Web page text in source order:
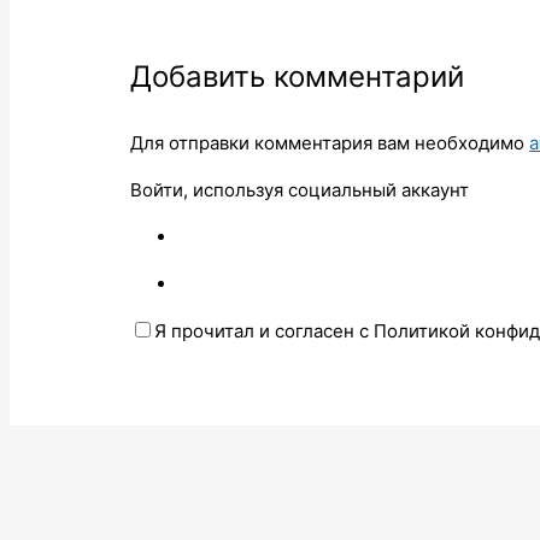
Добавить комментарий
Для отправки комментария вам необходимо
Войти, используя социальный аккаунт
Я прочитал и согласен с Политикой